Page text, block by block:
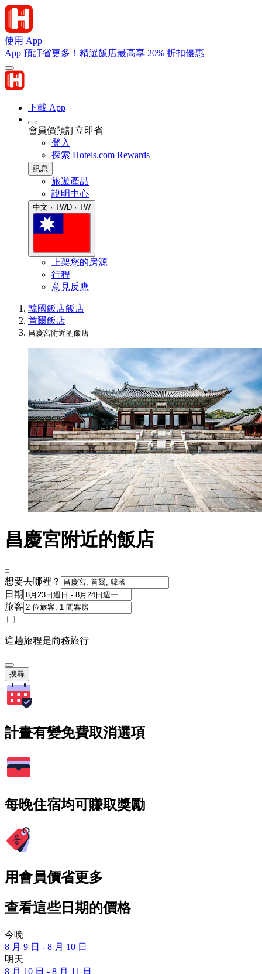
使用 App
App 預訂省更多！精選飯店最高享 20% 折扣優惠
下載 App
會員價預訂立即省
登入
探索 Hotels.com Rewards
訊息
旅遊產品
說明中心
中文 · TWD · TW
上架您的房源
行程
意見反應
韓國飯店飯店
首爾飯店
昌慶宮附近的飯店
昌慶宮附近的飯店
想要去哪裡？
日期
旅客
這趟旅程是商務旅行
搜尋
計畫有變免費取消選項
每晚住宿均可賺取獎勵
用會員價省更多
查看這些日期的價格
今晚
8 月 9 日 - 8 月 10 日
明天
8 月 10 日 - 8 月 11 日